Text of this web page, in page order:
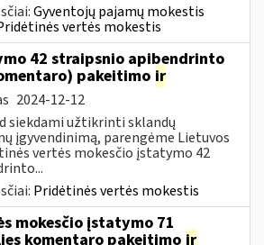
Gyventojų pajamų mokestis
vertės mokestis
42 straipsnio apibendrinto
pakeitimo ir
2024-12-12
siekdami užtikrinti sklandų
įgyvendinimą, parengėme Lietuvos
vertės mokesčio įstatymo 42
Pridėtinės vertės mokestis
mokesčio įstatymo 71
komentaro pakeitimo ir